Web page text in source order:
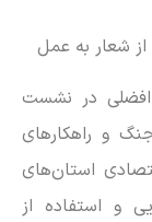
افضلی در نشست
و راهکار‌های
استان‌های
و استفاده از